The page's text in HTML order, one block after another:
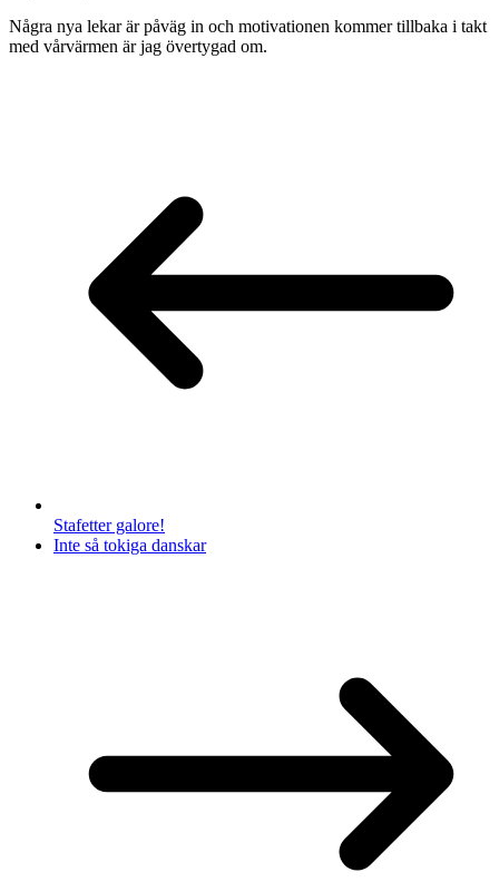
Några nya lekar är påväg in och motivationen kommer tillbaka i takt
med vårvärmen är jag övertygad om.
Stafetter galore!
Inte så tokiga danskar